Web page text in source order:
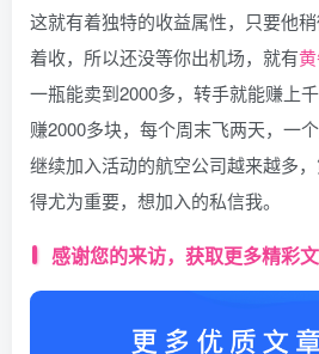
这就有着独特的收益属性，只要他
着收，所以还没等你出机场，就有
一瓶能卖到2000多，转手就能赚上
赚2000多块，每个周末飞两天，一
继续加入活动的航空公司越来越多
得尤为重要，想加入的私信我。
感谢您的来访，获取更多精彩